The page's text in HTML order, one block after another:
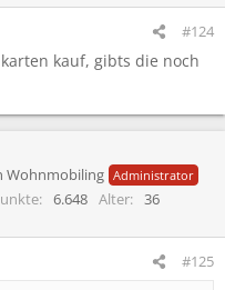
#124
kauf, gibts die noch
Wohnmobiling Administrator
6.648 Alter
36
#125